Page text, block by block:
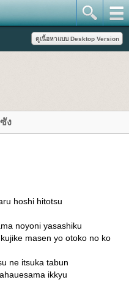
ง
hoshi hitotsu
noyoni yasashiku
masen yo otoko no ko
ne itsuka tabun
ikkyu